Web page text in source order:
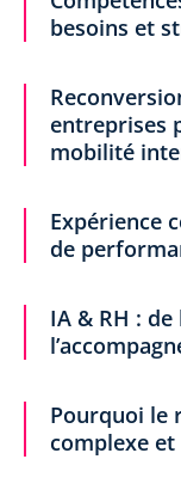
besoins et
entreprises
mobilité
Expérience
de
IA & RH :
Pourquoi le
complexe